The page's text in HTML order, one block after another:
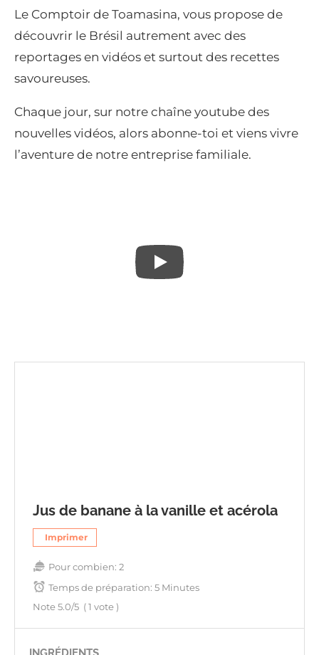
Le Comptoir de Toamasina, vous propose de
découvrir le Brésil autrement avec des
reportages en vidéos et surtout des recettes
savoureuses.
Chaque jour, sur notre chaîne youtube des
nouvelles vidéos, alors abonne-toi et viens vivre
l’aventure de notre entreprise familiale.
Jus de banane à la vanille et acérola
Imprimer
Pour combien: 2
Temps de préparation: 5 Minutes
Note 5.0/5 (1 vote )